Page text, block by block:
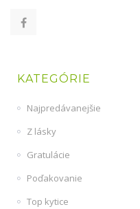
KATEGÓRIE
Najpredávanejšie
Z lásky
Gratulácie
Poďakovanie
Top kytice